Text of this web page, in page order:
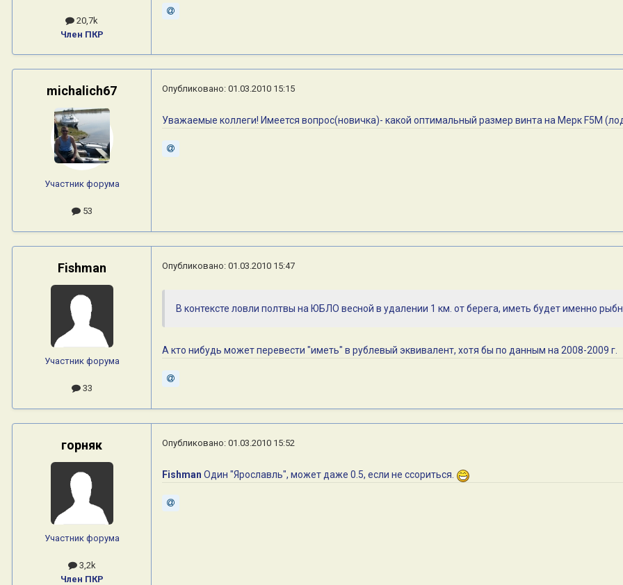
20,7k
Член ПКР
michalich67
Участник форума
53
Опубликовано: 01.03.2010 15:15
Уважаемые коллеги! Имеется вопрос(новичка)- какой оптимальный размер винта на Мерк F5M
Fishman
Участник форума
33
Опубликовано: 01.03.2010 15:47
В контексте ловли полтвы на ЮБЛО весной в удалении 1 км. от берега, иметь будет именно
А кто нибудь может перевести "иметь" в рублевый эквивалент, хотя бы по данным на 2008-2009 г.
горняк
Участник форума
3,2k
Член ПКР
Опубликовано: 01.03.2010 15:52
Fishman Один "Ярославль", может даже 0.5, если не ссориться.